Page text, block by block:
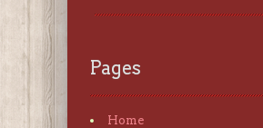
Pages
Home